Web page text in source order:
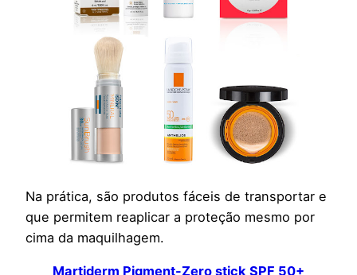
Na prática, são produtos fáceis de transportar e
que permitem reaplicar a proteção mesmo por
cima da maquilhagem.
Martiderm Pigment-Zero stick SPF 50+